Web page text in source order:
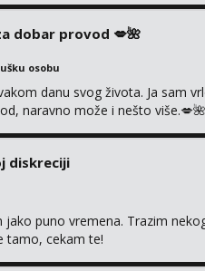
dobar provod 💋🌺
osobu
danu svog života. Ja sam
naravno može i nešto
diskreciji
puno vremena. Trazim
tamo, cekam te!